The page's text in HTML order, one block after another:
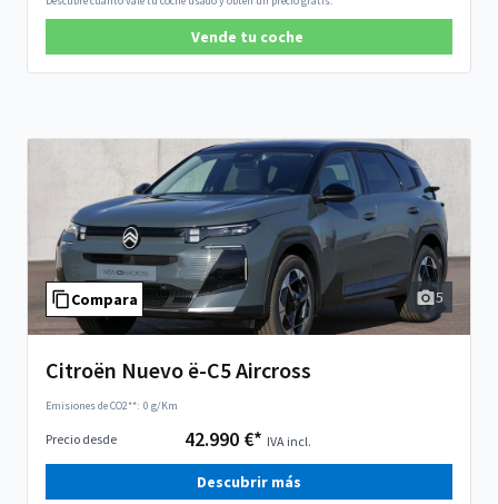
Vende tu coche
Compara 5
Citroën Nuevo ë-C5 Aircross
Emisiones de CO2**: 0 g/Km
Precio desde 42.990 €* IVA incl.
Descubrir más